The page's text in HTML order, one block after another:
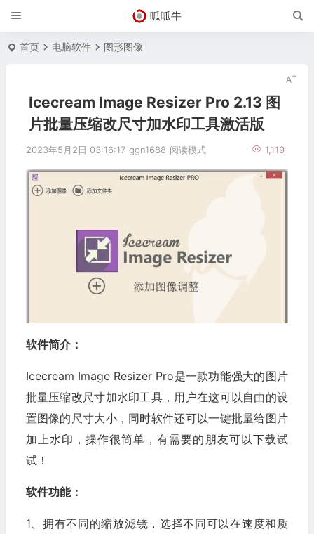
呱呱牛
首页 电脑软件 图形图像
Icecream Image Resizer Pro 2.13 图
片批量压缩改尺寸加水印工具激活版
2023年5月2日 03:16:17 ggn1688 1,119
阅读模式
软件简介：
Icecream Image Resizer Pro是一款功能强大的图片
批量压缩改尺寸加水印工具，用户在这可以自由的设
置图像的尺寸大小，同时软件还可以一键批量给图片
加上水印，操作很简单，有需要的朋友可以下载试
试！
软件功能：
1、拥有不同的缩放滤镜，选择不同可以在速度和质